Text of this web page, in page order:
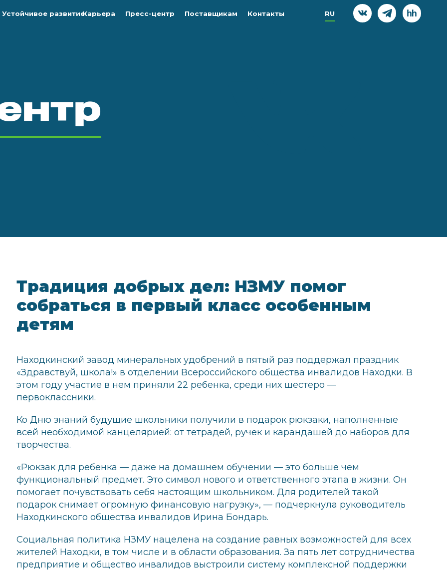
Устойчивое развитиеКарьера Пресс-центр Поставщикам Контакты RU
Традиция добрых дел: НЗМУ помог
собраться в первый класс особенным
детям
Находкинский завод минеральных удобрений в пятый раз поддержал праздник
«Здравствуй, школа!» в отделении Всероссийского общества инвалидов Находки. В
этом году участие в нем приняли 22 ребенка, среди них шестеро —
первоклассники.
Ко Дню знаний будущие школьники получили в подарок рюкзаки, наполненные
всей необходимой канцелярией: от тетрадей, ручек и карандашей до наборов для
творчества.
«Рюкзак для ребенка — даже на домашнем обучении — это больше чем
функциональный предмет. Это символ нового и ответственного этапа в жизни. Он
помогает почувствовать себя настоящим школьником. Для родителей такой
подарок снимает огромную финансовую нагрузку», — подчеркнула руководитель
Находкинского общества инвалидов Ирина Бондарь.
Социальная политика НЗМУ нацелена на создание равных возможностей для всех
жителей Находки, в том числе и в области образования. За пять лет сотрудничества
предприятие и общество инвалидов выстроили систему комплексной поддержки